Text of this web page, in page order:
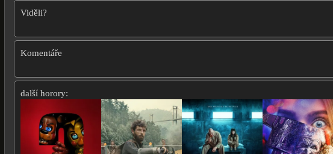
Viděli?
Komentáře
další horory: